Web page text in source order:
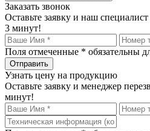
Заказать звонок
Оставьте заявку и наш
3 минут!
Поля отмеченные * обязательны
Узнать цену на продукцию
Оставьте заявку и менеджер
минут!